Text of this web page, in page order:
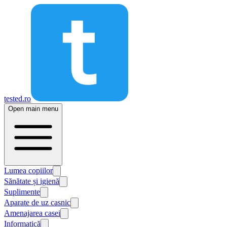
tested.ro
Open main menu
Lumea copiilor
Sănătate și igienă
Suplimente
Aparate de uz casnic
Amenajarea casei
Informatică